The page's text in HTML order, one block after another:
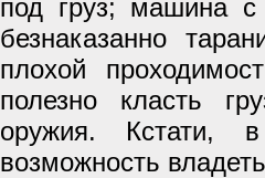
под груз; машина с
безнаказанно
плохой
полезно класть
оружия. Кстати,
возможность